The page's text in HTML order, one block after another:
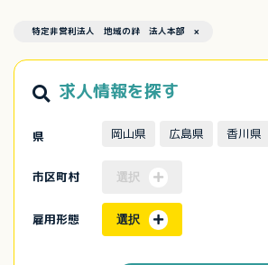
特定非営利法人 地域の絆 法人本部 ×
求人情報を探す
県 岡山県 広島県 香川県
市区町村 選択
雇用形態 選択